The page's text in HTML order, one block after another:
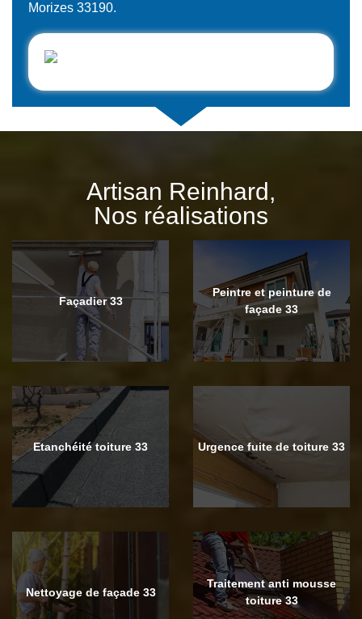
Morizes 33190.
Artisan Reinhard,
Nos réalisations
Façadier 33
Peintre et peinture de
façade 33
Etanchéité toiture 33 Urgence fuite de toiture 33
Nettoyage de façade 33
Traitement anti mousse
toiture 33